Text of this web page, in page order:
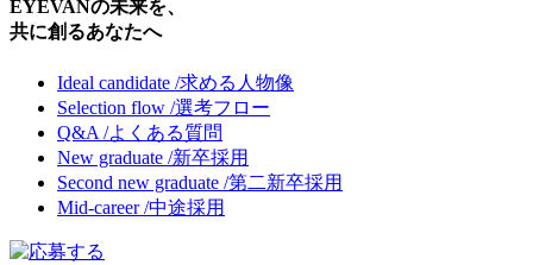
EYEVANの未来を、
共に創るあなたへ
Ideal candidate /求める人物像
Selection flow /選考フロー
Q&A /よくある質問
New graduate /新卒採用
Second new graduate /第二新卒採用
Mid-career /中途採用